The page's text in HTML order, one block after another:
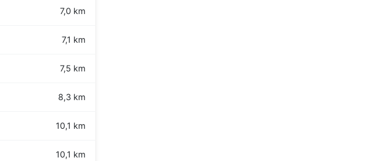
7,0 km
7,1 km
7,5 km
8,3 km
10,1 km
10,1 km